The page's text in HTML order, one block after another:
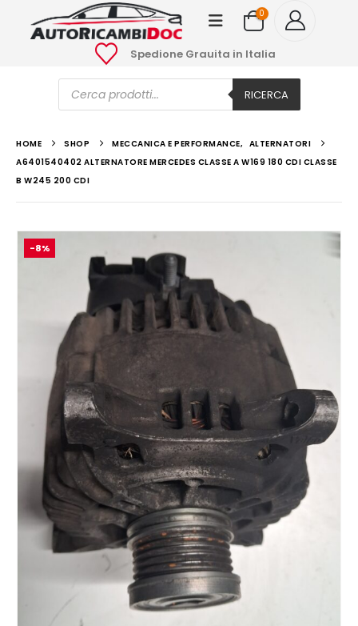
0
Spedione Grauita in Italia
Ricerca
prodotti RICERCA
HOME SHOP MECCANICA E PERFORMANCE, ALTERNATORI
A6401540402 ALTERNATORE MERCEDES CLASSE A W169 180 CDI CLASSE
B W245 200 CDI
-8%